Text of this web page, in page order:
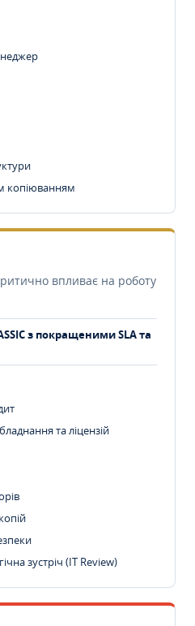
копіюванням
впливає на роботу
з покращеними SLA та
та ліцензій
зустріч (IT Review)